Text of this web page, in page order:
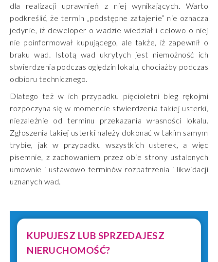
dla realizacji uprawnień z niej wynikających. Warto
podkreślić, że termin „podstępne zatajenie” nie oznacza
jedynie, iż deweloper o wadzie wiedział i celowo o niej
nie poinformował kupującego, ale także, iż zapewnił o
braku wad. Istotą wad ukrytych jest niemożność ich
stwierdzenia podczas oględzin lokalu, chociażby podczas
odbioru technicznego.
Dlatego też w ich przypadku pięcioletni bieg rękojmi
rozpoczyna się w momencie stwierdzenia takiej usterki,
niezależnie od terminu przekazania własności lokalu.
Zgłoszenia takiej usterki należy dokonać w takim samym
trybie, jak w przypadku wszystkich usterek, a więc
pisemnie, z zachowaniem przez obie strony ustalonych
umownie i ustawowo terminów rozpatrzenia i likwidacji
uznanych wad.
KUPUJESZ LUB SPRZEDAJESZ
NIERUCHOMOŚĆ?